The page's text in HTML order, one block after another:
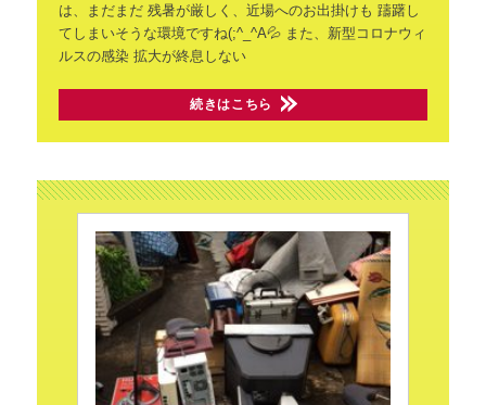
は、まだまだ残暑が厳しく、近場へのお出掛けも 躊躇し
てしまいそうな環境ですね(;^_^A💦 また、新型コロナウィ
ルスの感染 拡大が終息しない
続きはこちら